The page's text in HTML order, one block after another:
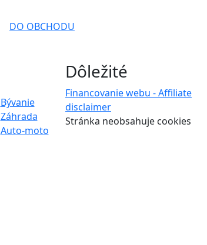
DO OBCHODU
Bývanie
Záhrada
Auto-moto
Dôležité
Financovanie webu - Affiliate
disclaimer
Stránka neobsahuje cookies